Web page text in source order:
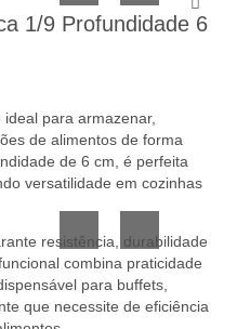
Utilidades
de
Vidro
Confeitaria
e
Presente
1/9 Profundidade 6
para armazenar,
de alimentos de forma
de 6 cm, é perfeita
versatilidade em cozinhas
resistência, durabilidade
combina praticidade
para buffets,
que necessite de eficiência